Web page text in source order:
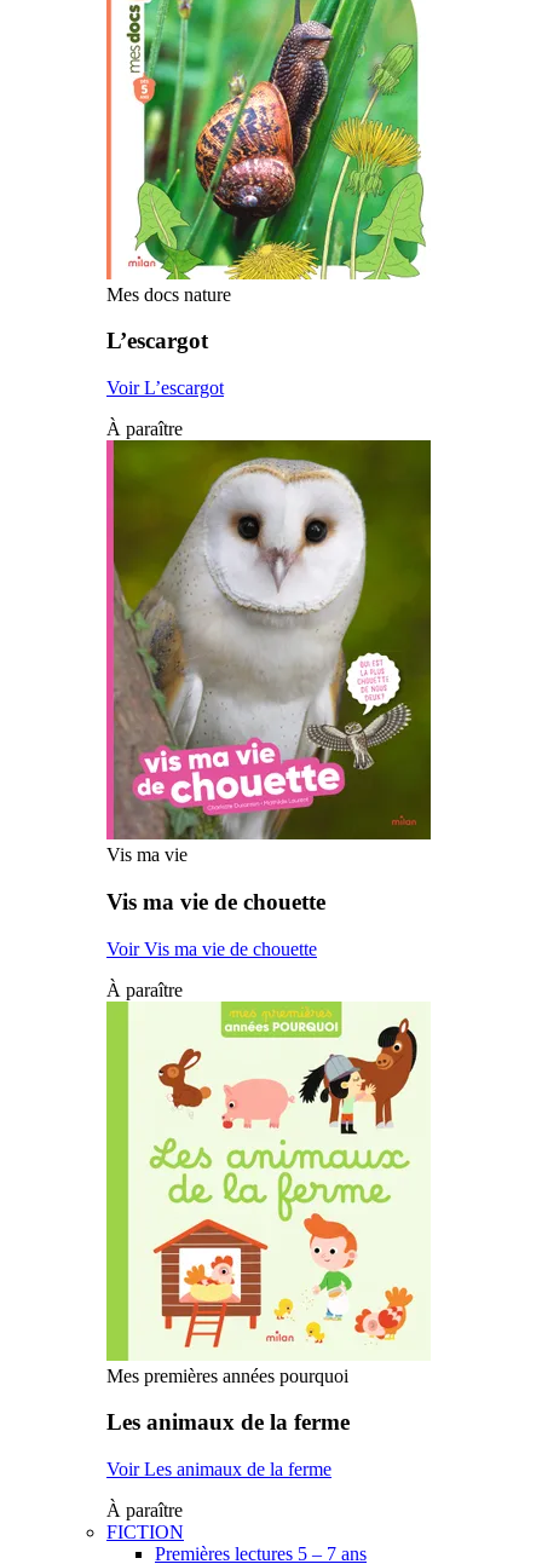
Mes docs nature
L’escargot
Voir L’escargot
À paraître
Vis ma vie
Vis ma vie de chouette
Voir Vis ma vie de chouette
À paraître
Mes premières années pourquoi
Les animaux de la ferme
Voir Les animaux de la ferme
À paraître
FICTION
Premières lectures 5 – 7 ans